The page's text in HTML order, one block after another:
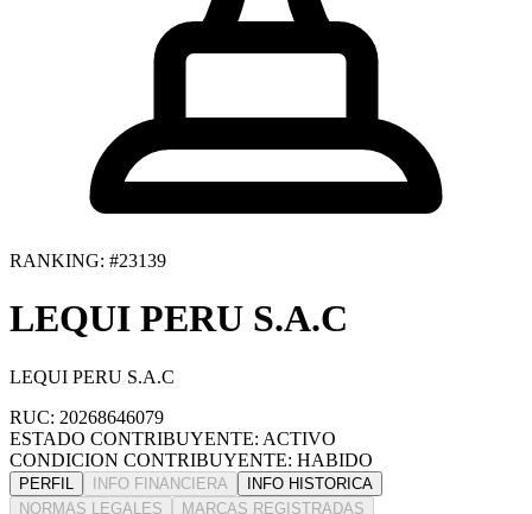
RANKING: #23139
LEQUI PERU S.A.C
LEQUI PERU S.A.C
RUC: 20268646079
ESTADO CONTRIBUYENTE: ACTIVO
CONDICION CONTRIBUYENTE: HABIDO
PERFIL INFO FINANCIERA
INFO HISTORICA
NORMAS LEGALES
MARCAS REGISTRADAS